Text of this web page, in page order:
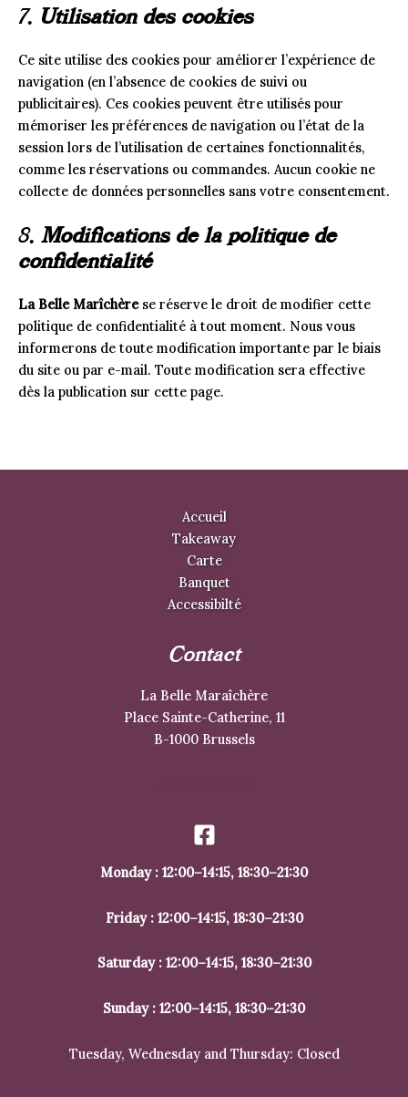
7. Utilisation des cookies
Ce site utilise des cookies pour améliorer l’expérience de
navigation (en l’absence de cookies de suivi ou
publicitaires). Ces cookies peuvent être utilisés pour
mémoriser les préférences de navigation ou l’état de la
session lors de l’utilisation de certaines fonctionnalités,
comme les réservations ou commandes. Aucun cookie ne
collecte de données personnelles sans votre consentement.
8. Modifications de la politique de
confidentialité
La Belle Marîchèrese réserve le droit de modifier cette
politique de confidentialité à tout moment. Nous vous
informerons de toute modification importante par le biais
du site ou par e-mail. Toute modification sera effective
dès la publication sur cette page.
Accueil
Takeaway
Carte
Banquet
Accessibilté
Contact
La Belle Maraîchère
Place Sainte-Catherine, 11
B-1000 Brussels
Monday : 12:00–14:15, 18:30–21:30
Friday : 12:00–14:15, 18:30–21:30
Saturday : 12:00–14:15, 18:30–21:30
Sunday : 12:00–14:15, 18:30–21:30
Tuesday, Wednesday and Thursday: Closed